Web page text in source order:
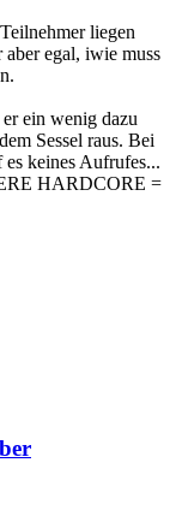
liegen
egal, iwie muss
ein wenig dazu
Sessel raus. Bei
es keines Aufrufes...
HARDCORE =